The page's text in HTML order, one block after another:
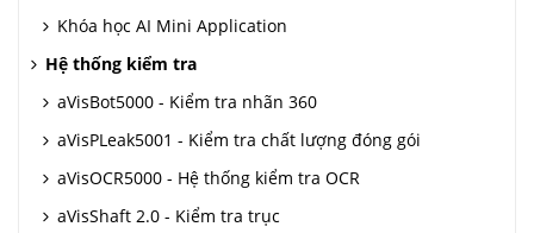
Khóa học AI Mini Application
Hệ thống kiểm tra
aVisBot5000 - Kiểm tra nhãn 360
aVisPLeak5001 - Kiểm tra chất lượng đóng gói
aVisOCR5000 - Hệ thống kiểm tra OCR
aVisShaft 2.0 - Kiểm tra trục